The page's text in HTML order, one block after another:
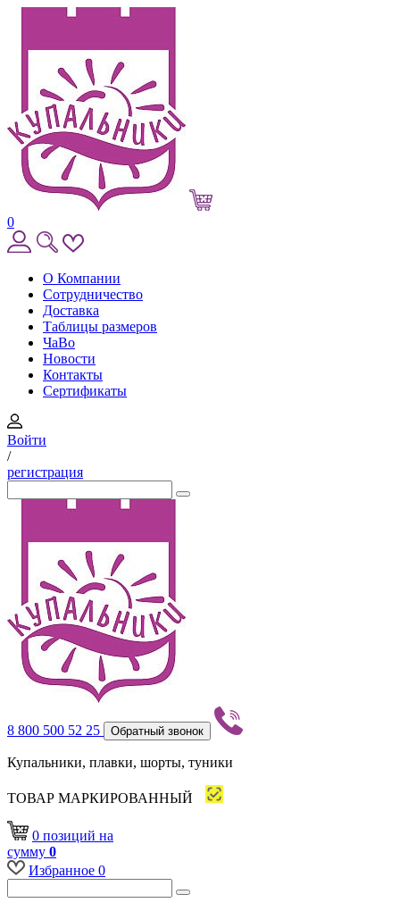
0
О Компании
Сотрудничество
Доставка
Таблицы размеров
ЧаВо
Новости
Контакты
Сертификаты
Войти
/
регистрация
8 800 500 52 25 Обратный звонок
Купальники, плавки, шорты, туники
ТОВАР МАРКИРОВАННЫЙ
0 позиций на
сумму 0
Избранное 0